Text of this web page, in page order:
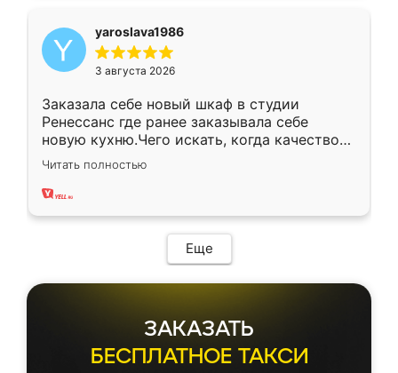
yaroslava1986
3 августа 2026
Заказала себе новый шкаф в студии
Ренессанс где ранее заказывала себе
новую кухню.Чего искать, когда качеством
вполне довольна. Служит кухня уже почти
два года, нареканий нет.
Читать полностью
Еще
ЗАКАЗАТЬ
БЕСПЛАТНОЕ ТАКСИ